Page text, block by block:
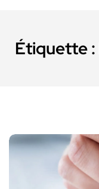
Étiquette :